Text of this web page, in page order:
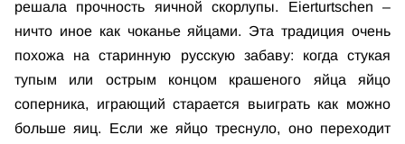
решала прочность яичной скорлупы. Eierturtschen –
ничто иное как чоканье яйцами. Эта традиция очень
похожа на старинную русскую забаву: когда стукая
тупым или острым концом крашеного яйца яйцо
соперника, играющий старается выиграть как можно
больше яиц. Если же яйцо треснуло, оно переходит